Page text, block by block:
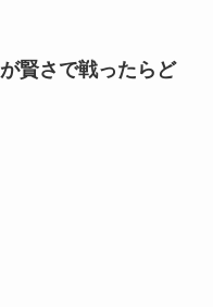
賢さで戦ったらど